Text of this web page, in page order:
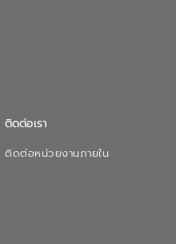
ติดต่อเรา
ติดต่อหน่วยงานภายใน